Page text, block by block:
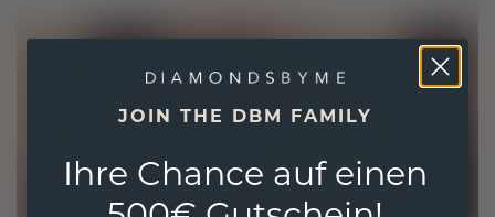
JOIN THE DBM FAMILY
Ihre Chance auf einen